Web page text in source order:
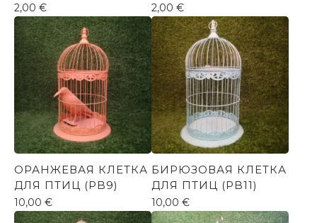
2,00 € 2,00 €
ОРАНЖЕВАЯ КЛЕТКА
ДЛЯ ПТИЦ (PB9)
10,00 €
БИРЮЗОВАЯ КЛЕТКА
ДЛЯ ПТИЦ (PB11)
10,00 €